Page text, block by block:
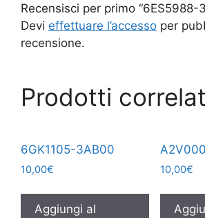
Recensisci per primo “6ES5988-
Devi effettuare l’accesso per
recensione.
Prodotti
6GK1105-3AB00
10,00€
Aggiungi al
10,00€